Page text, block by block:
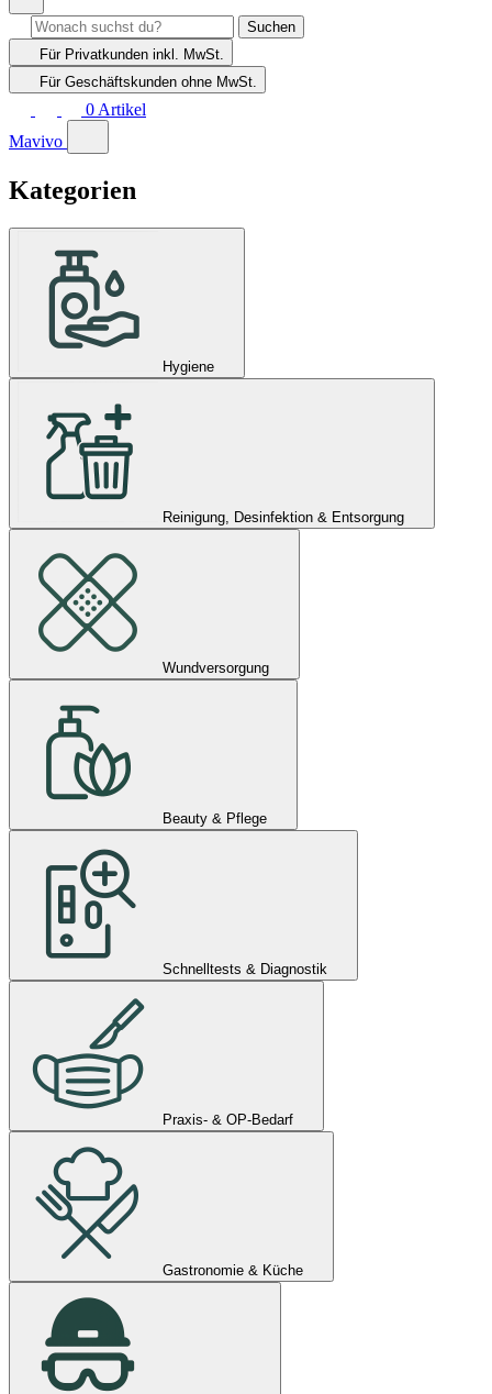
Suchen
Für Privatkunden inkl. MwSt.
Für Geschäftskunden ohne MwSt.
0 Artikel
Mavivo
Kategorien
Hygiene
Reinigung, Desinfektion & Entsorgung
Wundversorgung
Beauty & Pflege
Schnelltests & Diagnostik
Praxis- & OP-Bedarf
Gastronomie & Küche